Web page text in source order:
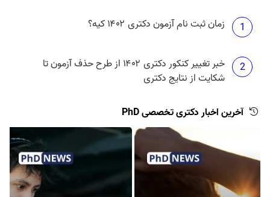
1 زمان ثبت نام آزمون دکتری ۱۴۰۲ کیه؟
2
خبر تغییر کنکور دکتری ۱۴۰۲ از طرح حذف آزمون تا
شکایت از نتایج دکتری
آخرین اخبار دکتری تخصصی PhD